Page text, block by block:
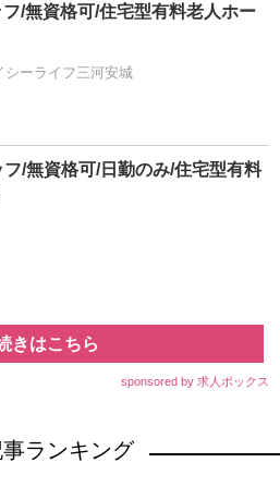
/無資格可/住宅型有料老人ホー
ーライフ三河安城
フ/無資格可/日勤のみ/住宅型有料
きはこちら
sponsored by 求人ボックス
事ランキング